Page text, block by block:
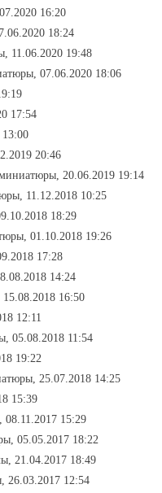
16:20
18:24
11.06.2020 19:48
07.06.2020 18:06
17:54
20:46
20.06.2019 19:14
11.12.2018 10:25
18:29
01.10.2018 19:26
17:28
14:24
16:50
12:11
05.08.2018 11:54
19:22
25.07.2018 14:25
15:39
08.11.2017 15:29
05.05.2017 18:22
21.04.2017 18:49
26.03.2017 12:54